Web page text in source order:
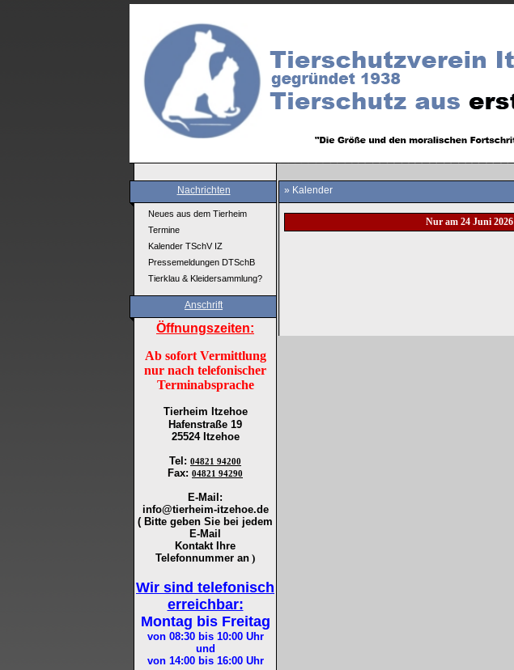
Nachrichten
Neues aus dem Tierheim
Termine
Kalender TSchV IZ
Pressemeldungen DTSchB
Tierklau & Kleidersammlung?
Anschrift
Öffnungszeiten:
Ab sofort Vermittlung
nur nach telefonischer
Terminabsprache
Tierheim Itzehoe
Hafenstraße 19
25524 Itzehoe
Tel : 04821 94200
Fax: 04821 94290
E-Mail:
info@tierheim-itzehoe.de
( Bitte geben Sie bei jedem
E-Mail
Kontakt Ihre
Telefonnummer an )
Wir sind telefonisch
erreichbar:
Montag bis Freitag
von 08:30 bis 10:00Uhr
und
von 14:00 bis 16:00Uhr
» Kalender
Nur am 24 Juni 2026